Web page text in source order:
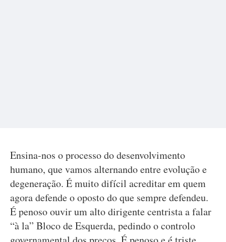
Ensina-nos o processo do desenvolvimento
humano, que vamos alternando entre evolução e
degeneração. É muito difícil acreditar em quem
agora defende o oposto do que sempre defendeu.
É penoso ouvir um alto dirigente centrista a falar
“à la” Bloco de Esquerda, pedindo o controlo